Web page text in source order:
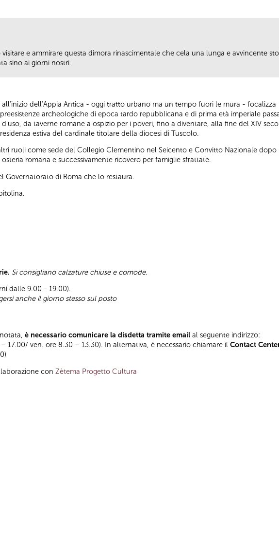
e ammirare questa dimora rinascimentale che cela una lunga e avvincente
sino ai giorni nostri.
dell’Appia Antica - oggi tratto urbano ma un tempo fuori le mura - focalizza
archeologiche di epoca tardo repubblicana e di prima età imperiale
da taverne romane a ospizio per i poveri, fino a diventare, alla fine del XIV
estiva del cardinale titolare della diocesi di Tuscolo.
ruoli come sede del Collegio Clementino nel Seicento e Convitto Nazionale dopo
romana e successivamente ricovero per famiglie sfrattate.
Governatorato di Roma che lo restaura.
Si consigliano calzature chiuse e comode.
dalle 9.00 - 19.00).
anche il giorno stesso sul posto
è necessario comunicare la disdetta tramite email al seguente indirizzo:
17.00/ ven. ore 8.30 – 13.30). In alternativa, è necessario chiamare il Contact
con Zètema Progetto Cultura